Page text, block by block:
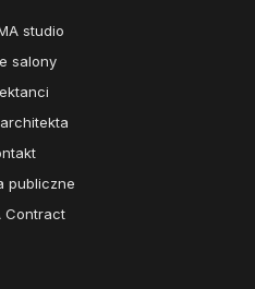
studio
salony
publiczne
Contract